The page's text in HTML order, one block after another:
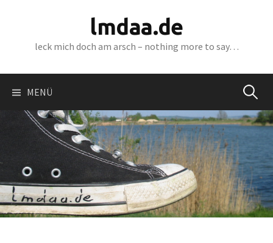
u
I
h
a
l
lmdaa.de
leck mich doch am arsch – nothing more to say…
MENÜ S
u
c
h